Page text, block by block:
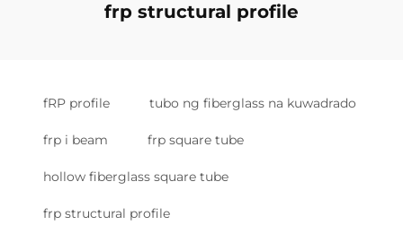
frp structural profile
fRP profile tubo ng fiberglass na kuwadrado
frp i beam frp square tube
hollow fiberglass square tube
frp structural profile